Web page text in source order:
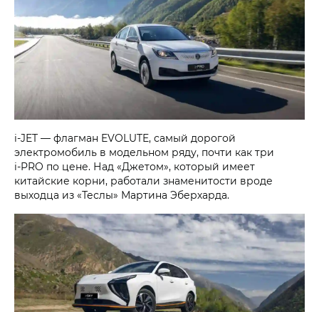
i‑JET — флагман EVOLUTE, самый дорогой
электромобиль в модельном ряду, почти как три
i‑PRO по цене. Над «Джетом», который имеет
китайские корни, работали знаменитости вроде
выходца из «Теслы» Мартина Эберхарда.